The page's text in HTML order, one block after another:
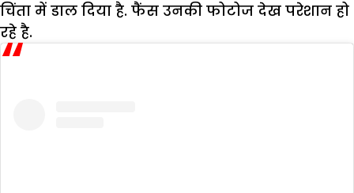
चिंता में डाल दिया है. फैंस उनकी फोटोज देख परेशान हो
रहे है.